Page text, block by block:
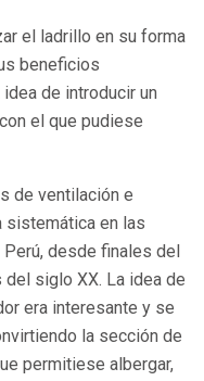
el ladrillo en su forma
beneficios
de introducir un
el que pudiese
de ventilación e
sistemática en las
desde finales del
siglo XX. La idea de
era interesante y se
la sección de
permitiese albergar,